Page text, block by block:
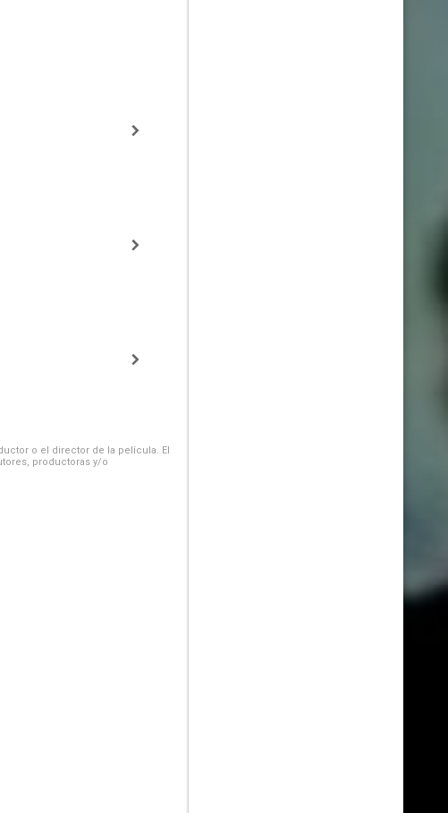
o el director de la película. El
productoras y/o